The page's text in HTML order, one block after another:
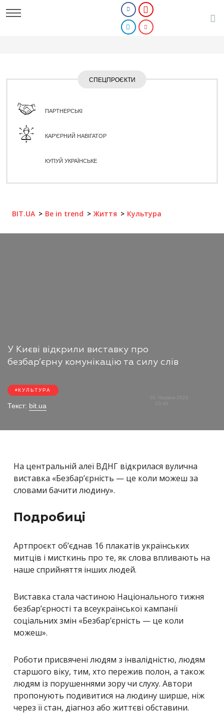
СПЕЦПРОЄКТИ
ПАРТНЕРСЬКІ
КАР'ЄРНИЙ НАВІГАТОР
КУПУЙ УКРАЇНСЬКЕ
BIT.UA Be in trend Життя Культура
У Києві відкрили виставку про
безбар’єрну комунікацію та силу слів
КУЛЬТУРА
Текст: bit.ua
На центральній алеї ВДНГ відкрилася вулична
виставка «Безбар’єрність — це коли можеш за
словами бачити людину».
Подробиці
Артпроєкт об’єднав 16 плакатів українських
митців і мисткинь про те, як слова впливають на
наше сприйняття інших людей.
Виставка стала частиною Національного тижня
безбар’єрності та всеукраїнської кампанії
соціальних змін «Безбар’єрність — це коли
можеш».
Роботи присвячені людям з інвалідністю, людям
старшого віку, тим, хто пережив полон, а також
людям із порушеннями зору чи слуху. Автори
пропонують подивитися на людину ширше, ніж
через її стан, діагноз або життєві обставини.